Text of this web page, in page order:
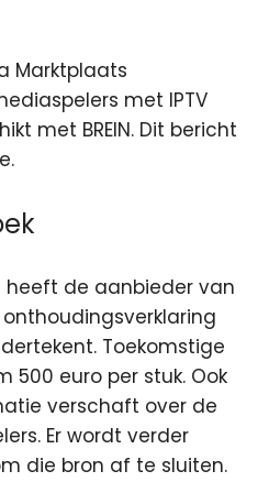
Marktplaats
met IPTV
met BREIN. Dit bericht
de aanbieder van
Toekomstige
500 euro per stuk. Ook
verschaft over de
Er wordt verder
die bron af te sluiten.